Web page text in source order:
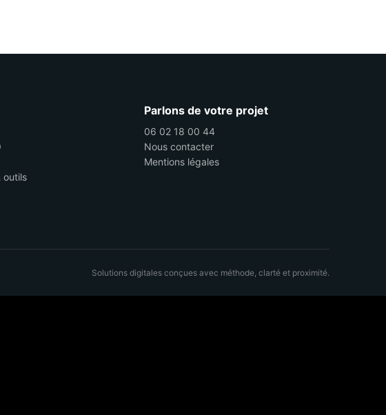
outils
Parlons de votre projet
06 02 18 00 44
Nous contacter
Mentions légales
Solutions digitales conçues avec méthode, clarté et proximité.